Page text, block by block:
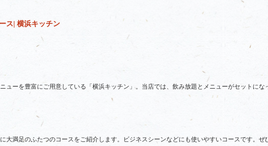
ス| 横浜キッチン
ューを豊富にご用意している「横浜キッチン」。当店では、飲み放題とメニューがセットにな
大満足のふたつのコースをご紹介します。ビジネスシーンなどにも使いやすいコースです。ぜ